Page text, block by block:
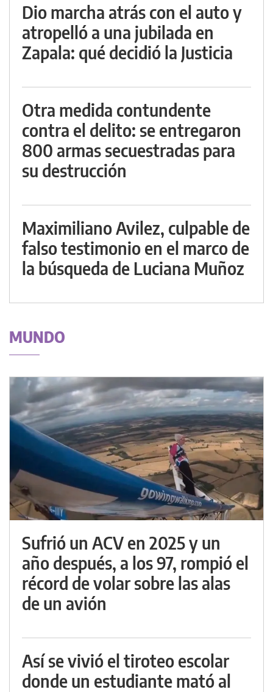
Dio marcha atrás con el auto y
atropelló a una jubilada en
Zapala: qué decidió la Justicia
Otra medida contundente
contra el delito: se entregaron
800 armas secuestradas para
su destrucción
Maximiliano Avilez, culpable de
falso testimonio en el marco de
la búsqueda de Luciana Muñoz
MUNDO
Sufrió un ACV en 2025 y un
año después, a los 97, rompió el
récord de volar sobre las alas
de un avión
Así se vivió el tiroteo escolar
donde un estudiante mató al